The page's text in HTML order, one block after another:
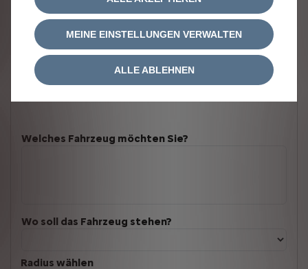
Welches Fahrzeug möchten Sie?
Wo soll das Fahrzeug stehen?
Radius wählen
MEINE EINSTELLUNGEN VERWALTEN
ALLE ABLEHNEN